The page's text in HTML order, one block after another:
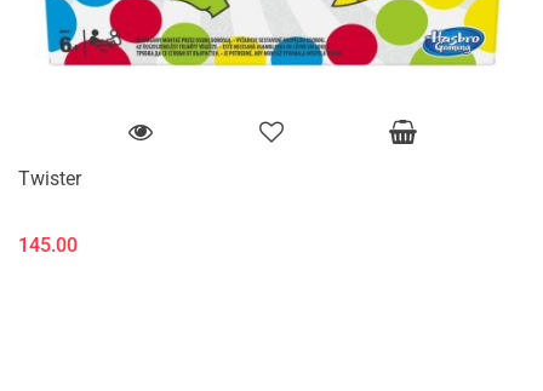
Twister
145.00